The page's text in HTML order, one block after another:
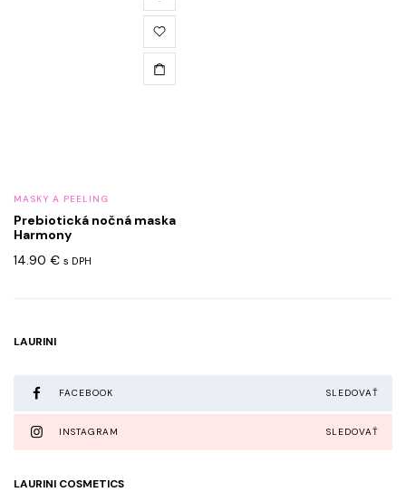
MASKY A PEELING
Prebiotická nočná maska
Harmony
14.90 € s DPH
LAURINI
FACEBOOK SLEDOVAŤ
INSTAGRAM SLEDOVAŤ
LAURINI COSMETICS